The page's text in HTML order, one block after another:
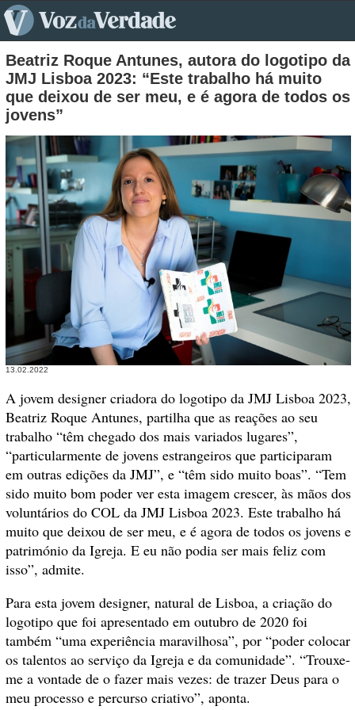
Beatriz Roque Antunes, autora do logotipo da
JMJ Lisboa 2023: “Este trabalho há muito
que deixou de ser meu, e é agora de todos os
jovens”
13.02.2022
A jovem designer criadora do logotipo da JMJ Lisboa 2023,
Beatriz Roque Antunes, partilha que as reações ao seu
trabalho “têm chegado dos mais variados lugares”,
“particularmente de jovens estrangeiros que participaram
em outras edições da JMJ”, e “têm sido muito boas”. “Tem
sido muito bom poder ver esta imagem crescer, às mãos dos
voluntários do COL da JMJ Lisboa 2023. Este trabalho há
muito que deixou de ser meu, e é agora de todos os jovens e
património da Igreja. E eu não podia ser mais feliz com
isso”, admite.
Para esta jovem designer, natural de Lisboa, a criação do
logotipo que foi apresentado em outubro de 2020 foi
também “uma experiência maravilhosa”, por “poder colocar
os talentos ao serviço da Igreja e da comunidade”. “Trouxe-
me a vontade de o fazer mais vezes: de trazer Deus para o
meu processo e percurso criativo”, aponta.